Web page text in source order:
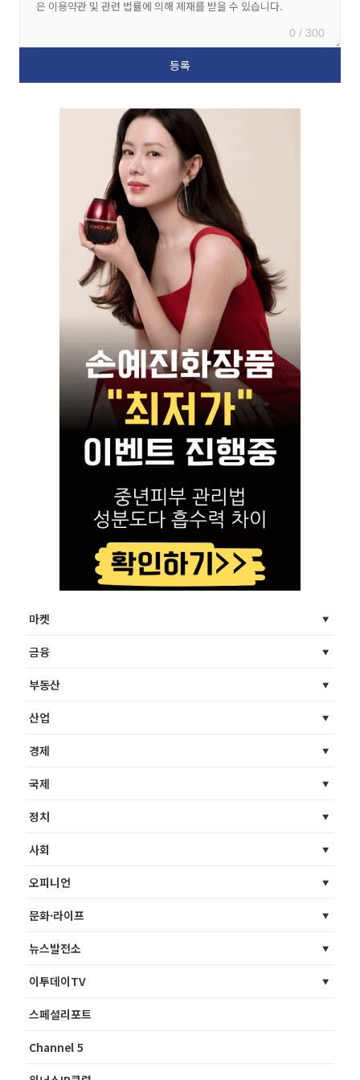
0 / 300
마켓
금융
부동산
산업
경제
국제
정치
사회
오피니언
문화·라이프
뉴스발전소
이투데이TV
스페셜리포트
Channel 5